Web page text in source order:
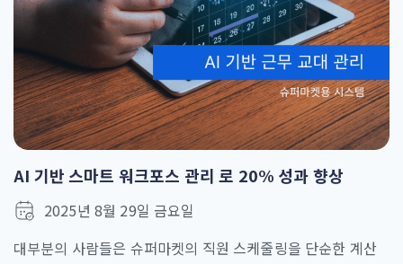
AI 기반 스마트 워크포스 관리 로 20% 성과 향상
2025년 8월 29일 금요일
대부분의 사람들은 슈퍼마켓의 직원 스케줄링을 단순한 계산